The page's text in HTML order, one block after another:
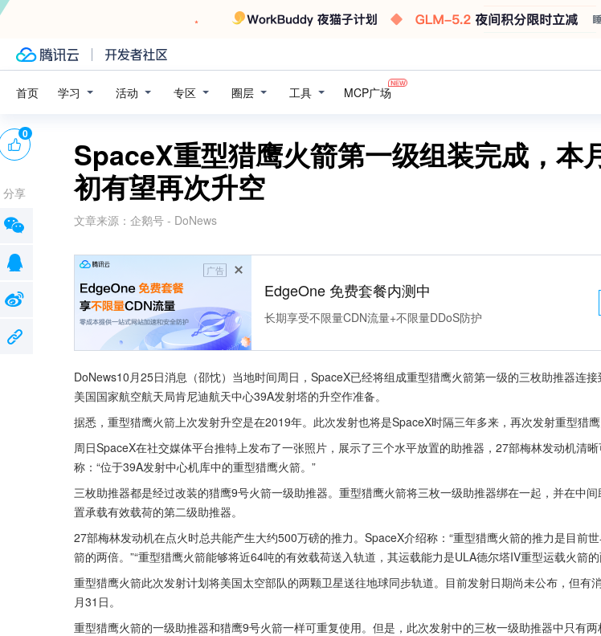
首页 学习 活动 专区 圈层 工具 MCP广场
SpaceX重型猎鹰火箭第一级组装完成，本
初有望再次升空
文章来源： 企鹅号 - DoNews
广告
EdgeOne 免费套餐内测中
长期享受不限量CDN流量+不限量DDoS防护
DoNews10月25日消息（邵忱）当地时间周日，SpaceX已经将组成重型猎鹰火箭第一级的三枚助推器连
美国国家航空航天局肯尼迪航天中心39A发射塔的升空作准备。
据悉，重型猎鹰火箭上次发射升空是在2019年。此次发射也将是SpaceX时隔三年多来，再次发射重型猎鹰
周日SpaceX在社交媒体平台推特上发布了一张照片，展示了三个水平放置的助推器，27部梅林发动机清
称：“位于39A发射中心机库中的重型猎鹰火箭。”
三枚助推器都是经过改装的猎鹰9号火箭一级助推器。重型猎鹰火箭将三枚一级助推器绑在一起，并在中
置承载有效载荷的第二级助推器。
27部梅林发动机在点火时总共能产生大约500万磅的推力。SpaceX介绍称：“重型猎鹰火箭的推力是目前
箭的两倍。”“重型猎鹰火箭能够将近64吨的有效载荷送入轨道，其运载能力是ULA德尔塔IV重型运载火箭
重型猎鹰火箭此次发射计划将美国太空部队的两颗卫星送往地球同步轨道。目前发射日期尚未公布，但有
月31日。
重型猎鹰火箭的一级助推器和猎鹰9号火箭一样可重复使用。但是，此次发射中的三枚一级助推器中只有
0
分享